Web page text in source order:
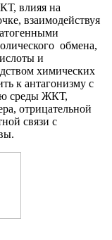
влияя на
взаимодействуя
обмена,
и
химических
к антагонизму с
среды ЖКТ,
отрицательной
связи с